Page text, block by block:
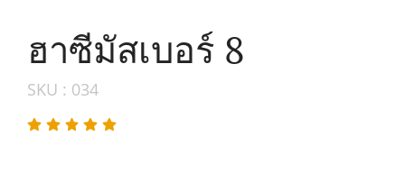
ฮาซีมัสเบอร์ 8
SKU : 034